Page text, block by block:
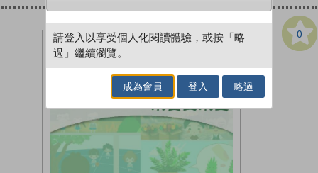
0
請登入以享受個人化閱讀體驗，或按「略
過」繼續瀏覽。
成為會員 登入 略過